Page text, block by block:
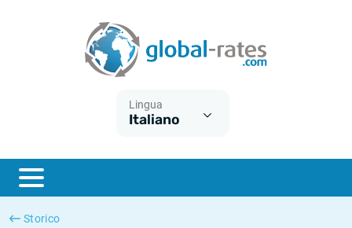
Lingua
Italiano
Storico
ESTER
SONIA
Cos'è l'inflazione CPI?
Cos'è l'inflazione HICP?
Inflazione Italia
Inflazione Stati Uniti
Tassi storici Euribor
Tassi storici di SONIA
Tassi storici di TONAR
Calcolatore dell’inflazione